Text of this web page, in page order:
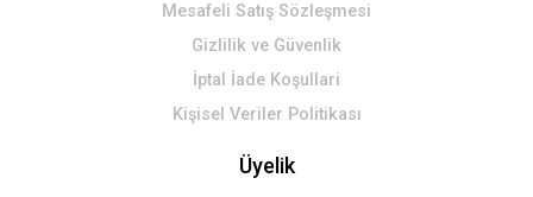
Mesafeli Satış Sözleşmesi
Gizlilik ve Güvenlik
İptal İade Koşullari
Kişisel Veriler Politikası
Üyelik